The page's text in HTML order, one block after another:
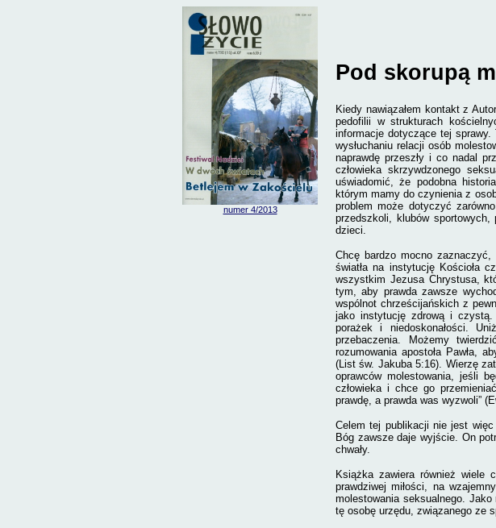
numer 4/2013
Pod skorupą
Kiedy nawiązałem kontakt z
pedofilii w strukturach
informacje dotyczące tej
wysłuchaniu relacji osób
naprawdę przeszły i co nadal
człowieka skrzywdzonego
uświadomić, że podobna
którym mamy do czynienia z
problem może dotyczyć
przedszkoli, klubów
dzieci.
Chcę bardzo mocno
światła na instytucję Kościoła
wszystkim Jezusa Chrystusa,
tym, aby prawda zawsze
wspólnot chrześcijańskich z
jako instytucję zdrową i
porażek i niedoskonałości.
przebaczenia. Możemy
rozumowania apostoła Pawła,
(List św. Jakuba 5:16). Wierzę
oprawców molestowania, jeśli
człowieka i chce go
prawdę, a prawda was wyzwoli”
Celem tej publikacji nie jest
Bóg zawsze daje wyjście. On
chwały.
Książka zawiera również wiele
prawdziwej miłości, na
molestowania seksualnego.
tę osobę urzędu, związanego ze